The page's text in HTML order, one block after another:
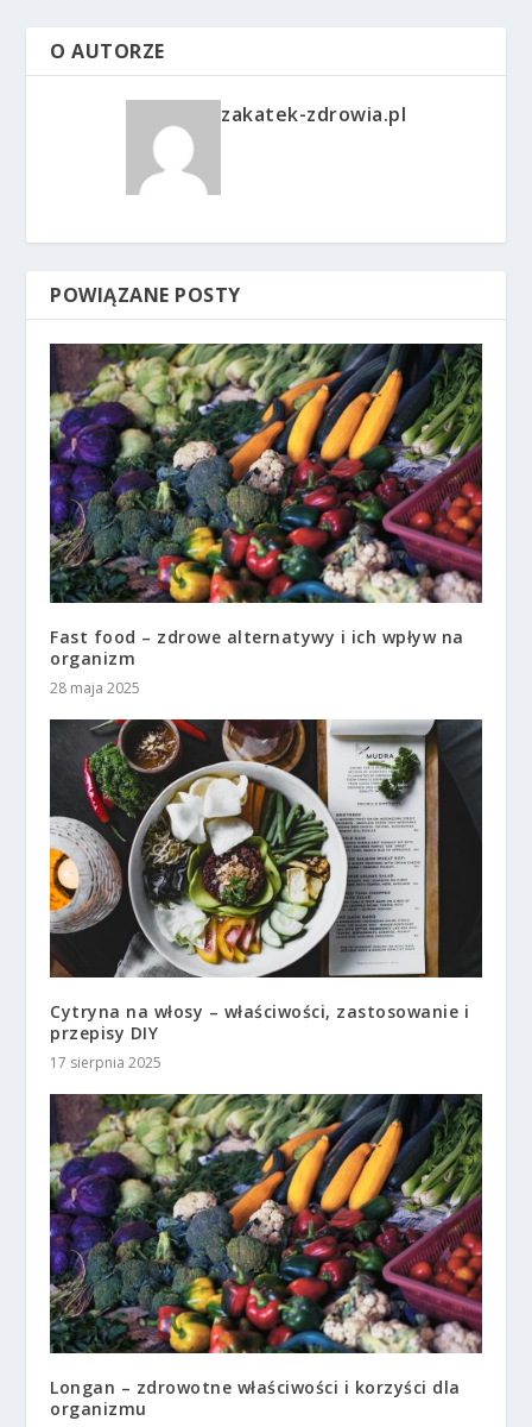
O AUTORZE
zakatek-zdrowia.pl
POWIĄZANE POSTY
Fast food – zdrowe alternatywy i ich wpływ na
organizm
28 maja 2025
Cytryna na włosy – właściwości, zastosowanie i
przepisy DIY
17 sierpnia 2025
Longan – zdrowotne właściwości i korzyści dla
organizmu